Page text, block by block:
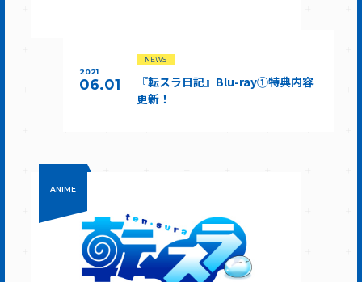
2021
06.01
NEWS
『転スラ日記』Blu-ray①特典内容
更新！
ANIME